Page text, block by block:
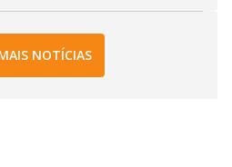
NOTÍCIAS